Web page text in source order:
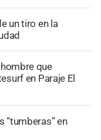
un tiro en la
que
en Paraje El
“tumberas” en